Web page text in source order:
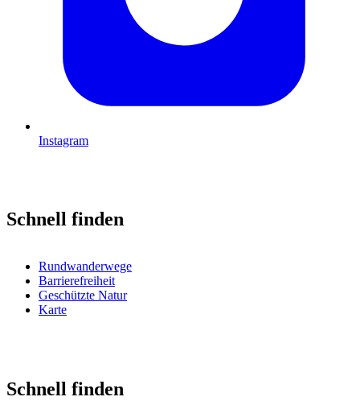
Instagram
Schnell finden
Rundwanderwege
Barrierefreiheit
Geschützte Natur
Karte
Schnell finden